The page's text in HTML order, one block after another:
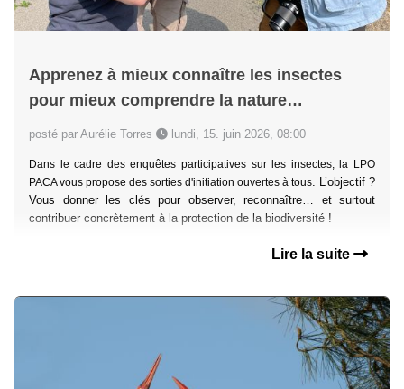
Apprenez à mieux connaître les insectes
pour mieux comprendre la nature…
posté par Aurélie Torres lundi, 15. juin 2026, 08:00
Dans le cadre des enquêtes participatives sur les insectes, la LPO
PACA vous propose des sorties d'initiation ouvertes à tous . L’objectif ?
Vous donner les clés pour observer, reconnaître… et surtout
contribuer concrètement à la protection de la biodiversité !
Lire la suite